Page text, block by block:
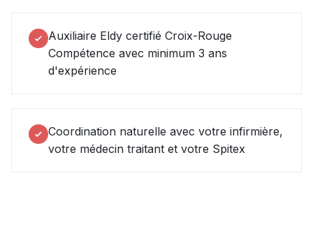
Auxiliaire Eldy certifié Croix-Rouge
Compétence avec minimum 3 ans
d'expérience
Coordination naturelle avec votre infirmière,
votre médecin traitant et votre Spitex